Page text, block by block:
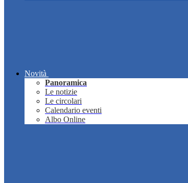
Novità
Panoramica
Le notizie
Le circolari
Calendario eventi
Albo Online